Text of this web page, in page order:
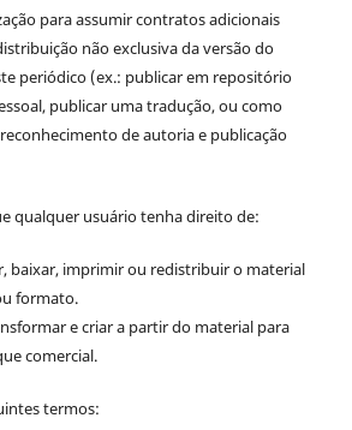
para assumir contratos adicionais
não exclusiva da versão do
periódico (ex.: publicar em repositório
publicar uma tradução, ou como
de autoria e publicação
qualquer usuário tenha direito de:
baixar, imprimir ou redistribuir o material
formato.
e criar a partir do material para
comercial.
termos: